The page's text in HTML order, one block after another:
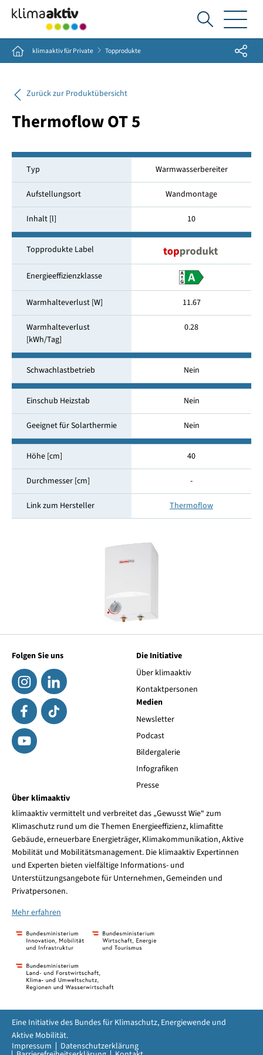
Ich
suche...
Home klimaaktiv für Private Topprodukte Share
Zurück zur Produktübersicht
Thermoflow OT 5
Typ Warmwasserbereiter
Aufstellungsort Wandmontage
Inhalt [l] 10
Topprodukte Label
Energieeffizienzklasse
Warmhalteverlust [W] 11.67
Warmhalteverlust
[kWh/Tag]
0.28
Schwachlastbetrieb Nein
Einschub Heizstab Nein
Geeignet für Solarthermie Nein
Höhe [cm] 40
Durchmesser [cm] -
Link zum Hersteller Thermoflow
Folgen Sie uns
Die Initiative
Über klimaaktiv
Kontaktpersonen
Medien
Newsletter
Podcast
Bildergalerie
Infografiken
Presse
Über klimaaktiv
klimaaktiv vermittelt und verbreitet das „Gewusst Wie“ zum
Klimaschutz rund um die Themen Energieeffizienz, klimafitte
Gebäude, erneuerbare Energieträger, Klimakommunikation, Aktive
Mobilität und Mobilitätsmanagement. Die klimaaktiv Expertinnen
und Experten bieten vielfältige Informations- und
Unterstützungsangebote für Unternehmen, Gemeinden und
Privatpersonen.
Mehr erfahren
Impressum Datenschutzerklärung
Eine Initiative des Bundes für Klimaschutz, Energiewende und
Aktive Mobilität.